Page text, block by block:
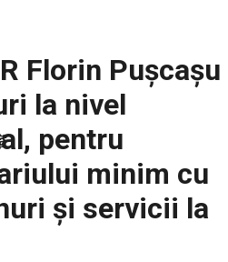
Florin Pușcașu
la nivel
pentru
minim cu
și servicii la